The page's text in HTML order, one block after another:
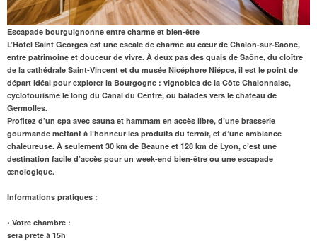
Escapade bourguignonne entre charme et bien-être
L’Hôtel Saint Georges est une escale de charme au cœur de Chalon-sur-Saône,
entre patrimoine et douceur de vivre. À deux pas des quais de Saône, du cloître
de la cathédrale Saint-Vincent et du musée Nicéphore Niépce, il est le point de
départ idéal pour explorer la Bourgogne : vignobles de la Côte Chalonnaise,
cyclotourisme le long du Canal du Centre, ou balades vers le château de
Germolles.
Profitez d’un spa avec sauna et hammam en accès libre, d’une brasserie
gourmande mettant à l’honneur les produits du terroir, et d’une ambiance
chaleureuse. À seulement 30 km de Beaune et 128 km de Lyon, c’est une
destination facile d’accès pour un week-end bien-être ou une escapade
œnologique.
Informations pratiques :
• Votre chambre :
sera prête à 15h